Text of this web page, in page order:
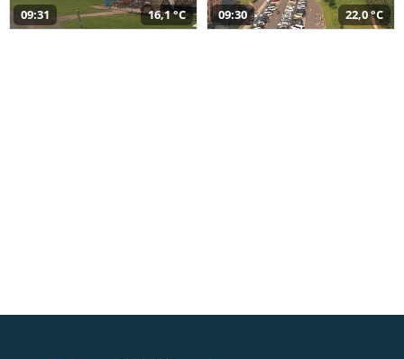
09:31 16,1 °C 09:30 22,0 °C